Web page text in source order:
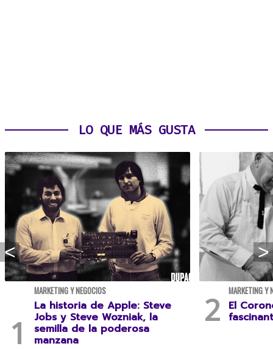
LO QUE MÁS GUSTA
MARKETING Y NEGOCIOS
La historia de Apple: Steve
Jobs y Steve Wozniak, la
semilla de la poderosa
manzana
MARKETING Y
El